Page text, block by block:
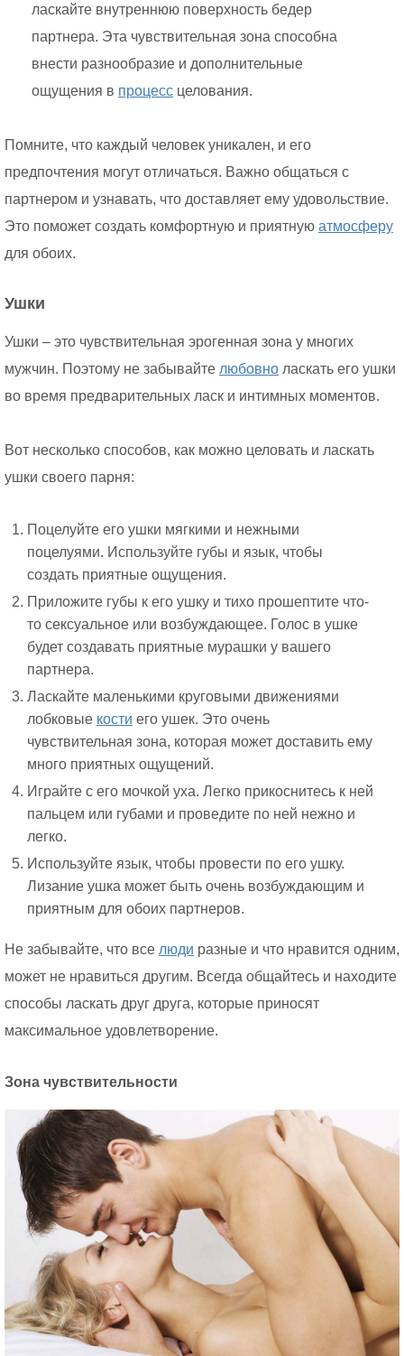
ласкайте внутреннюю поверхность бедер
партнера. Эта чувствительная зона способна
внести разнообразие и дополнительные
ощущения в процесс целования.
Помните, что каждый человек уникален, и его
предпочтения могут отличаться. Важно общаться с
партнером и узнавать, что доставляет ему удовольствие.
Это поможет создать комфортную и приятную атмосферу
для обоих.
Ушки
Ушки – это чувствительная эрогенная зона у многих
мужчин. Поэтому не забывайте любовно ласкать его ушки
во время предварительных ласк и интимных моментов.
Вот несколько способов, как можно целовать и ласкать
ушки своего парня:
Поцелуйте его ушки мягкими и нежными
поцелуями. Используйте губы и язык, чтобы
создать приятные ощущения.
Приложите губы к его ушку и тихо прошептите что-
то сексуальное или возбуждающее. Голос в ушке
будет создавать приятные мурашки у вашего
партнера.
Ласкайте маленькими круговыми движениями
лобковые кости его ушек. Это очень
чувствительная зона, которая может доставить ему
много приятных ощущений.
Играйте с его мочкой уха. Легко прикоснитесь к ней
пальцем или губами и проведите по ней нежно и
легко.
Используйте язык, чтобы провести по его ушку.
Лизание ушка может быть очень возбуждающим и
приятным для обоих партнеров.
Не забывайте, что все люди разные и что нравится одним,
может не нравиться другим. Всегда общайтесь и находите
способы ласкать друг друга, которые приносят
максимальное удовлетворение.
Зона чувствительности